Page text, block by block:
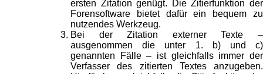
ersten Zitation genügt. Die Zitierfunktion der
Forensoftware bietet dafür ein bequem zu
nutzendes Werkzeug.
Bei der Zitation externer Texte –
ausgenommen die unter 1. b) und c)
genannten Fälle – ist gleichfalls immer der
Verfasser des zitierten Textes anzugeben.